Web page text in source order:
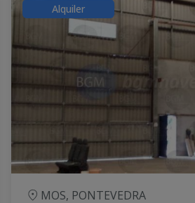
MOS, PONTEVEDRA
Alquiler